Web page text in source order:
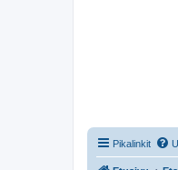
Pikalinkit